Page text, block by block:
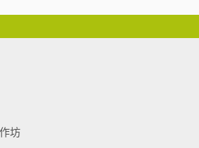
坊